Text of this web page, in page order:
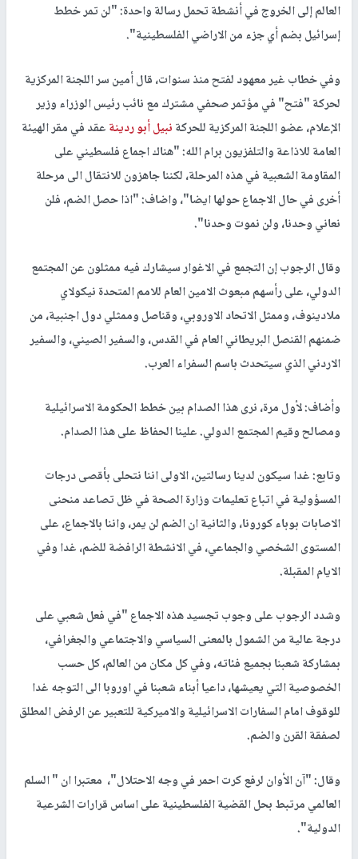
العالم إلى الخروج في أنشطة تحمل رسالة واحدة: "لن تمر خطط
إسرائيل بضم أي جزء من الاراضي الفلسطينية".
وفي خطاب غير معهود لفتح منذ سنوات، قال أمين سر اللجنة المركزية
لحركة "فتح" في مؤتمر صحفي مشترك مع نائب رئيس الوزراء وزير
الإعلام، عضو اللجنة المركزية للحركةنبيل أبو ردينةعقد في مقر الهيئة
العامة للاذاعة والتلفزيون برام الله: "هناك اجماع فلسطيني على
المقاومة الشعبية في هذه المرحلة، لكننا جاهزون للانتقال الى مرحلة
أخرى في حال الاجماع حولها ايضا"، واضاف: "اذا حصل الضم، فلن
نعاني وحدنا، ولن نموت وحدنا".
وقال الرجوب إن التجمع في الاغوار سيشارك فيه ممثلون عن المجتمع
الدولي، على رأسهم مبعوث الامين العام للامم المتحدة نيكولاي
ملادينوف، وممثل الاتحاد الاوروبي، وقناصل وممثلي دول اجنبية، من
ضمنهم القنصل البريطاني العام في القدس، والسفير الصيني، والسفير
الاردني الذي سيتحدث باسم السفراء العرب.
وأضاف: لأول مرة، نرى هذا الصدام بين خطط الحكومة الاسرائيلية
ومصالح وقيم المجتمع الدولي. علينا الحفاظ على هذا الصدام.
وتابع: غدا سيكون لدينا رسالتين، الاولى اننا نتحلى بأقصى درجات
المسؤولية في اتباع تعليمات وزارة الصحة في ظل تصاعد منحنى
الاصابات بوباء كورونا، والثانية ان الضم لن يمر، واننا بالاجماع، على
المستوى الشخصي والجماعي، في الانشطة الرافضة للضم، غدا وفي
الايام المقبلة.
وشدد الرجوب على وجوب تجسيد هذه الاجماع "في فعل شعبي على
درجة عالية من الشمول بالمعنى السياسي والاجتماعي والجغرافي،
بمشاركة شعبنا بجميع فئاته، وفي كل مكان من العالم، كل حسب
الخصوصية التي يعيشها، داعيا أبناء شعبنا في اوروبا الى التوجه غدا
للوقوف امام السفارات الاسرائيلية والاميركية للتعبير عن الرفض المطلق
لصفقة القرن والضم.
وقال: "آن الأوان لرفع كرت احمر في وجه الاحتلال"، معتبرا ان " السلم
العالمي مرتبط بحل القضية الفلسطينية على اساس قرارات الشرعية
الدولية".